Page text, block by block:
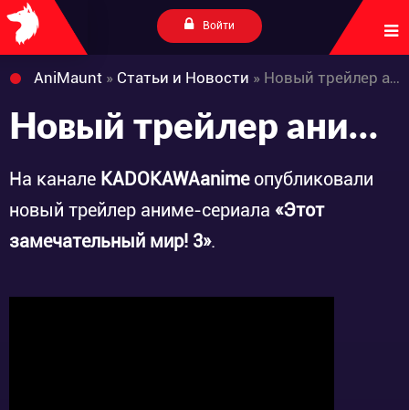
Войти
AniMaunt » Статьи и Новости » Новый трейлер аниме-сериала «Kono Subarashii Sekai ni Shukufuku wo! 3»
Новый трейлер аниме-сериала «Kono Subarashii Sekai ni Shukufuku wo! 3»
На канале KADOKAWAanimeопубликовали
новый трейлер аниме-сериала «Этот
замечательный мир! 3».